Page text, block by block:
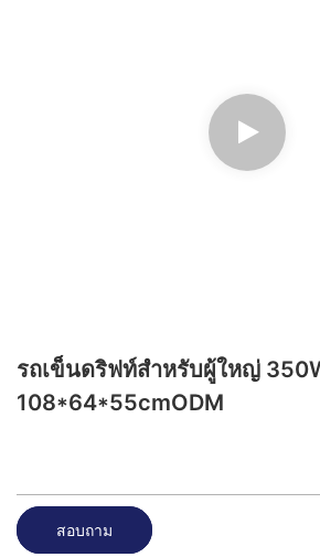
รถเข็นดริฟท์สำหรับผู้ใหญ่
108*64*55cmODM
สอบถาม